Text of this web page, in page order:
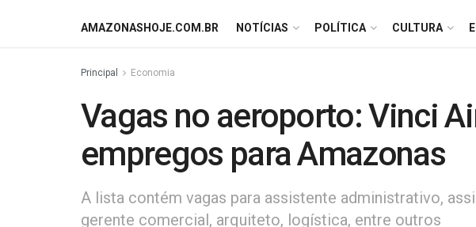
AMAZONASHOJE.COM.BR NOTÍCIAS POLÍTICA CULTURA
Principal Economia
Vagas no aeroporto: Vinci
empregos para Amazonas
A lista contém vagas para assistente administrativo,
gerente comercial, arquiteto, logística, entre outros